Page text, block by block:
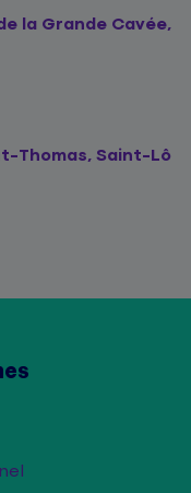
la Grande Cavée,
Thomas, Saint-Lô